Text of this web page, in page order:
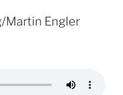
Martin Engler